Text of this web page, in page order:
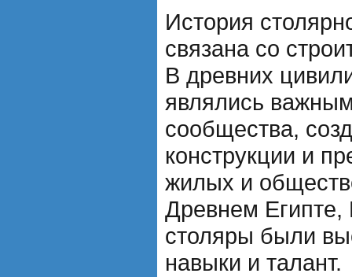
История
связана со
В древних
являлись
сообщества,
конструкции и
жилых и
Древнем
столяры были
навыки и талант.